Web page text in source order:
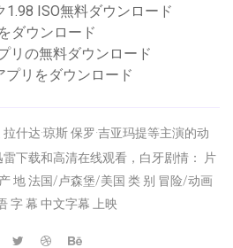
1.98 ISO無料ダウンロード
ダウンロード
リの無料ダウンロード
プリをダウンロード
什达·琼斯 保罗·吉亚玛提等主演的动
下载和高清在线观看，白牙剧情： 片
地 法国/卢森堡/美国 类 别 冒险/动画
字 幕 中文字幕 上映